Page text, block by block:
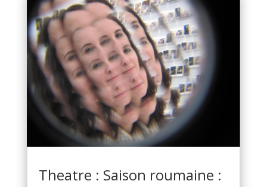
Theatre : Saison roumaine :